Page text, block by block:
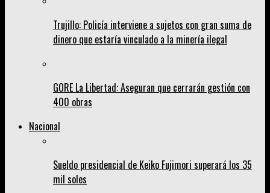
Trujillo: Policía interviene a sujetos con gran suma de
dinero que estaría vinculado a la minería ilegal
GORE La Libertad: Aseguran que cerrarán gestión con
400 obras
Nacional
Sueldo presidencial de Keiko Fujimori superará los 35
mil soles